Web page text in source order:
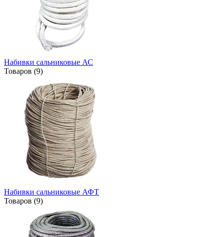
Набивки сальниковые АС
Товаров (9)
Набивки сальниковые АФТ
Товаров (9)